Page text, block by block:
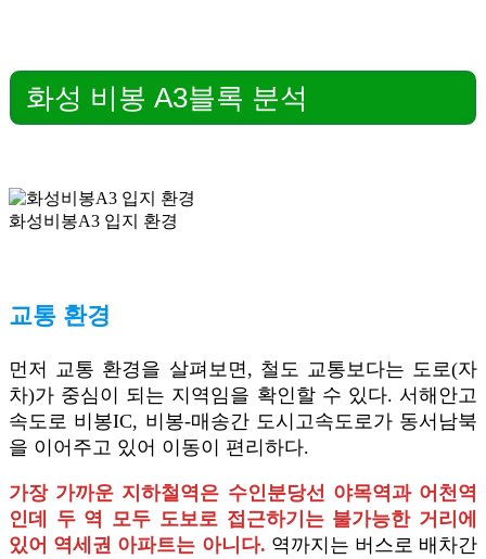
화성 비봉 A3블록 분석
화성비봉A3 입지 환경
교통 환경
먼저 교통 환경을 살펴보면, 철도 교통보다는 도로(자
차)가 중심이 되는 지역임을 확인할 수 있다. 서해안고
속도로 비봉IC, 비봉-매송간 도시고속도로가 동서남북
을 이어주고 있어 이동이 편리하다.
가장 가까운 지하철역은 수인분당선 야목역과 어천역
인데 두 역 모두 도보로 접근하기는 불가능한 거리에
있어 역세권 아파트는 아니다. 역까지는 버스로 배차간